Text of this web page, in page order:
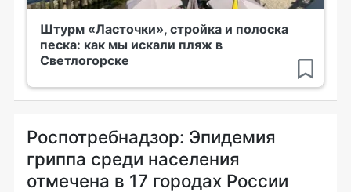
Штурм «Ласточки», стройка и полоска
песка: как мы искали пляж в
Светлогорске
Роспотребнадзор: Эпидемия
гриппа среди населения
отмечена в 17 городах России